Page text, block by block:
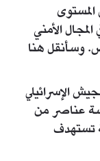
المستوى
الأمني
وسأنقل هنا
الإسرائيلي
عناصر من
تستهدف